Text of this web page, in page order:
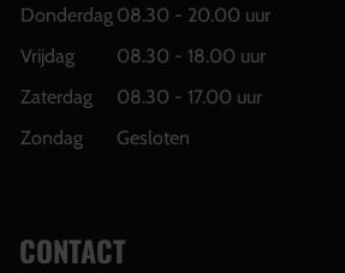
Donderdag 08.30 - 20.00 uur
Vrijdag
08.30 - 18.00 uur
Zaterdag
08.30 - 17.00 uur
Zondag
Gesloten
CONTACT